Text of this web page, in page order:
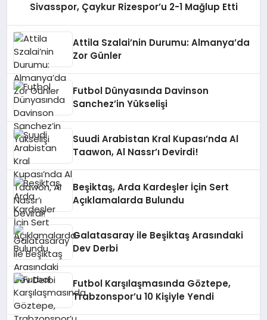
Sivasspor, Çaykur Rizespor’u 2-1 Mağlup Etti
Attila Szalai’nin Durumu: Almanya’da
Zor Günler
Futbol Dünyasında Davinson
Sanchez’in Yükselişi
Suudi Arabistan Kral Kupası’nda Al
Taawon, Al Nassr’ı Devirdi!
Beşiktaş, Arda Kardeşler İçin Sert
Açıklamalarda Bulundu
Galatasaray ile Beşiktaş Arasındaki
Dev Derbi
Futbol Karşılaşmasında Göztepe,
Trabzonspor’u 10 Kişiyle Yendi